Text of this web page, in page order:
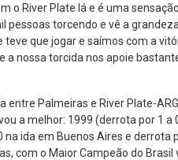
o River Plate lá e é uma
pessoas torcendo e vê a
teve que jogar e saímos com a
a nossa torcida nos apoie
entre Palmeiras e River Plate-
a melhor: 1999 (derrota por 1
ida em Buenos Aires e derrota
com o Maior Campeão do